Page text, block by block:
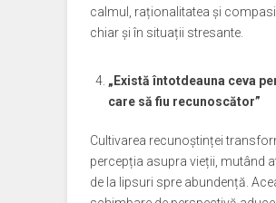
calmul, raționalitatea și
chiar și în situații stresante.
„Există întotdeauna ceva
care să fiu recunoscător”
Cultivarea recunoștinței
percepția asupra vieții, mutând
de la lipsuri spre abundență.